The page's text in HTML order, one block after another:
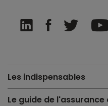
Les indispensables
Le guide de